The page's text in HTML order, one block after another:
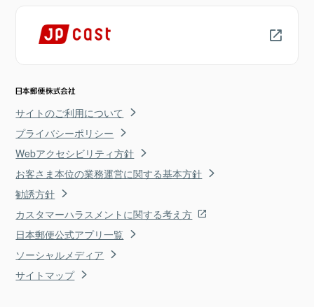
サイトのご利用について
プライバシーポリシー
Webアクセシビリティ方針
お客さま本位の業務運営に関する基本方針
勧誘方針
カスタマーハラスメントに関する考え方
日本郵便公式アプリ一覧
ソーシャルメディア
サイトマップ